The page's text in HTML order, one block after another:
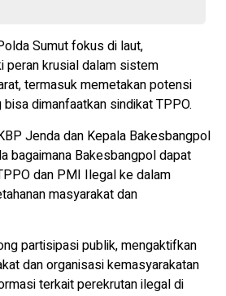
Sumut fokus di laut,
peran krusial dalam sistem
termasuk memetakan potensi
dimanfaatkan sindikat TPPO.
Jenda dan Kepala Bakesbangpol
bagaimana Bakesbangpol dapat
dan PMI Ilegal ke dalam
masyarakat dan
partisipasi publik, mengaktifkan
dan organisasi kemasyarakatan
terkait perekrutan ilegal di